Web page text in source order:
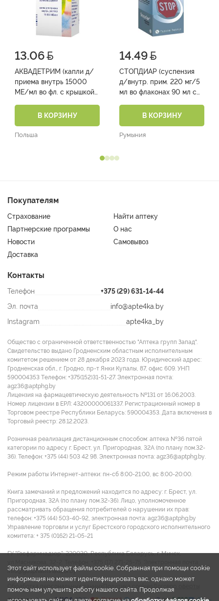
13.06
АКВАДЕТРИМ (капли д/
приема внутрь 15000
МЕ/мл во фл. с крышкой-
В КОРЗИНУ
Польша
14.49
СТОПДИАР (суспензия
д/внутр. прим. 220 мг/5
мл во флаконах 90 мл с
(на 2,5мл и 5 мл) №1)
В КОРЗИНУ
Румыния
Покупателям
Страхование
Найти аптеку
Партнерские программы
О нас
Новости
Самовывоз
Доставка
Контакты
Телефон
+375 (29) 631-14-44
Эл. почта
info@apte4ka.by
Instagram
apte4ka_by
Общество с ограниченной ответственностью "Аптека групп Запад".
Свидетельство выдано Гродненским областным исполнительным
комитетом решением от 28 декабря 2023 года. Юридический адрес:
Гродненская обл., г. Гродно, пр-т Янки Купалы, 87, офис 609. УНП
590004353 Tелефон: +375(152)31-51-27. Электронная почта:
agz36@aptphg.by
Лицензия на фармацевтическую деятельность №131 от 16.06.2003.
Номер лицензии в ЕРЛ: 43200000061337. Регистрационный номер в
Торговом реестре Республики Беларусь: 590004353. Дата включения в
Торговый реестр: 28.12.2023.
Розничная реализация дистанционным способом: аптека №36 пятой
категории по адресу г. Брест, ул. Пригородная, 32А (по плану пом.32-
36). Телефон: +375 (44) 503 42 98. Электронная почта: agz36@aptphg.by.
Режим работы Интернет-аптеки: пн-сб 8:00-21:00, вс 8:00-20:00.
Книга замечаний и предложений находится по адресу: г. Брест, ул.
Пригородная, 32А (по плану пом.32-36). Лицо, уполномоченное
рассматривать обращения потребителей о нарушении их прав:
телефон: +375 (44) 503-40-92, электронная почта: agz36@aptphg.by
Управление торговли и услуг Брестского городского исполнительного
комитета: + 375 (0162) 21-05-21
ГУ "Госфармнадзор": 220030, Республика Беларусь, г. Минск,
info@gospharmnadzor.by
Обработка персональных данных Политика cookies
Этот сайт использует файлы cookie. Собранная при помощи cookie
информация не может идентифицировать вас, однако может
помочь нам улучшить работу нашего сайта. Продолжая